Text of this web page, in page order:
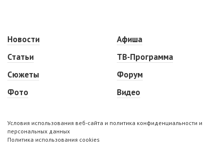
Новости
Статьи
Сюжеты
Фото
Афиша
ТВ-Программа
Форум
Видео
Условия использования веб-сайта и политика конфиденциальности и
персональных данных
Политика использования cookies